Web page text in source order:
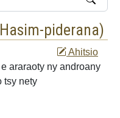
piderana)
Ahitsio
araraoty ny androany
tsy nety